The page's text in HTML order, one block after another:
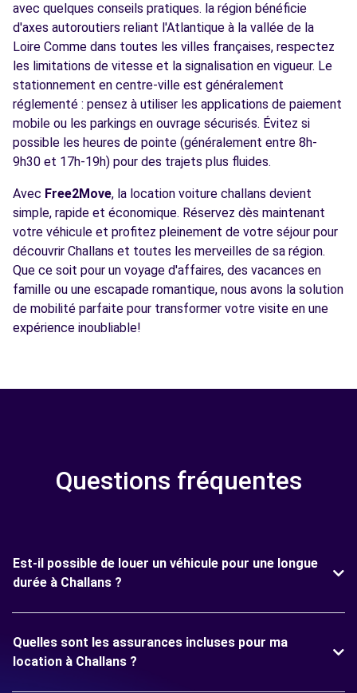
avec quelques conseils pratiques. la région bénéficie
d'axes autoroutiers reliant l'Atlantique à la vallée de la
Loire Comme dans toutes les villes françaises, respectez
les limitations de vitesse et la signalisation en vigueur. Le
stationnement en centre-ville est généralement
réglementé : pensez à utiliser les applications de paiement
mobile ou les parkings en ouvrage sécurisés. Évitez si
possible les heures de pointe (généralement entre 8h-
9h30 et 17h-19h) pour des trajets plus fluides.
Avec Free2Move, la location voiture challans devient
simple, rapide et économique. Réservez dès maintenant
votre véhicule et profitez pleinement de votre séjour pour
découvrir Challans et toutes les merveilles de sa région.
Que ce soit pour un voyage d'affaires, des vacances en
famille ou une escapade romantique, nous avons la solution
de mobilité parfaite pour transformer votre visite en une
expérience inoubliable!
Questions fréquentes
Est-il possible de louer un véhicule pour une longue
durée à Challans ?
Quelles sont les assurances incluses pour ma
location à Challans ?